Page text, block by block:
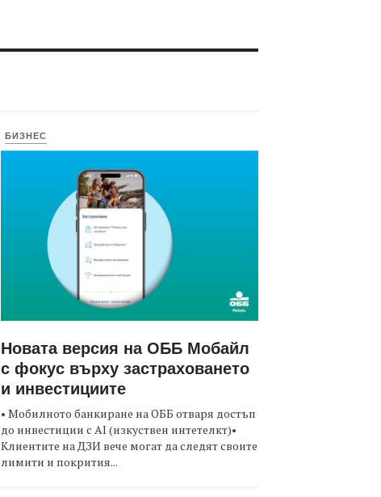
БИЗНЕС
Новата версия на ОББ Мобайл
с фокус върху застраховането
и инвестициите
• Мобилното банкиране на ОББ отваря достъп
до инвестиции с AI (изкуствен интетелкт)•
Клиентите на ДЗИ вече могат да следят своите
лимити и покрития...